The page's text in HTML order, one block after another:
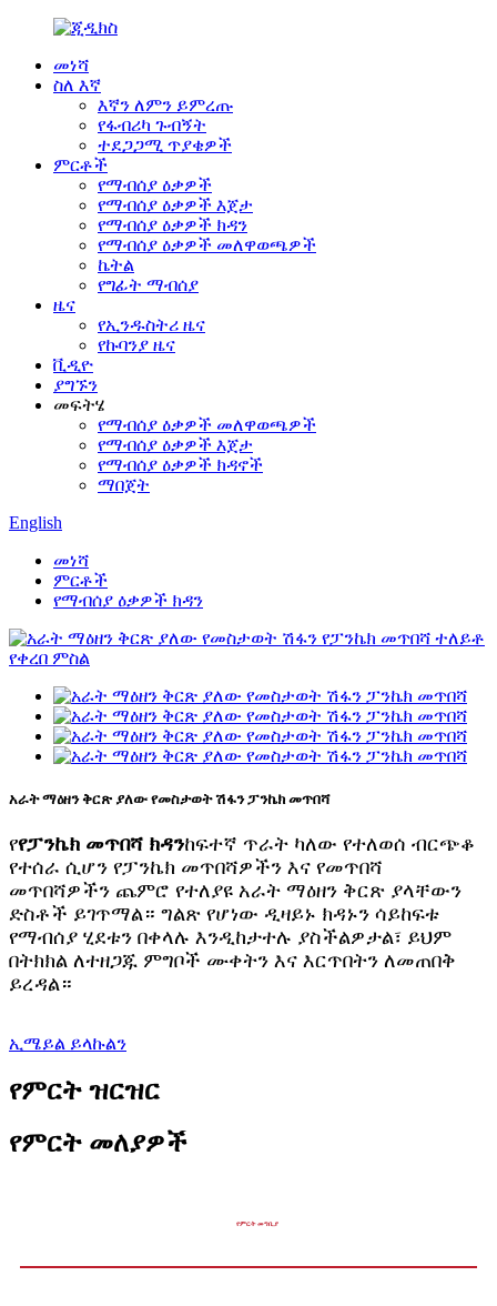
መነሻ
ስለ እኛ
እኛን ለምን ይምረጡ
የፋብሪካ ጉብኝት
ተደጋጋሚ ጥያቄዎች
ምርቶች
የማብሰያ ዕቃዎች
የማብሰያ ዕቃዎች እጀታ
የማብሰያ ዕቃዎች ክዳን
የማብሰያ ዕቃዎች መለዋወጫዎች
ኬትል
የግፊት ማብሰያ
ዜና
የኢንዱስትሪ ዜና
የኩባንያ ዜና
ቪዲዮ
ያግኙን
መፍትሄ
የማብሰያ ዕቃዎች መለዋወጫዎች
የማብሰያ ዕቃዎች እጀታ
የማብሰያ ዕቃዎች ክዳኖች
ማበጀት
English
መነሻ
ምርቶች
የማብሰያ ዕቃዎች ክዳን
አራት ማዕዘን ቅርጽ ያለው የመስታወት ሽፋን ፓንኬክ መጥበሻ
የየፓንኬክ መጥበሻ ክዳንከፍተኛ ጥራት ካለው የተለወሰ ብርጭቆ
የተሰራ ሲሆን የፓንኬክ መጥበሻዎችን እና የመጥበሻ
መጥበሻዎችን ጨምሮ የተለያዩ አራት ማዕዘን ቅርጽ ያላቸውን
ድስቶች ይገጥማል። ግልጽ የሆነው ዲዛይኑ ክዳኑን ሳይከፍቱ
የማብሰያ ሂደቱን በቀላሉ እንዲከታተሉ ያስችልዎታል፣ ይህም
በትክክል ለተዘጋጁ ምግቦች ሙቀትን እና እርጥበትን ለመጠበቅ
ይረዳል።
ኢሜይል ይላኩልን
የምርት ዝርዝር
የምርት መለያዎች
የምርት መግቢያ